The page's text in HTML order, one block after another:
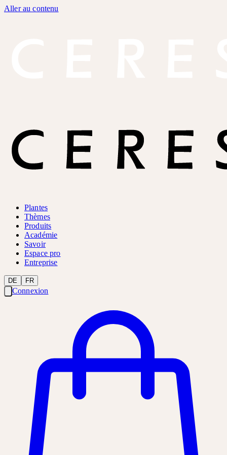
Aller au contenu
Plantes
Thèmes
Produits
Académie
Savoir
Espace pro
Entreprise
DE FR
Connexion